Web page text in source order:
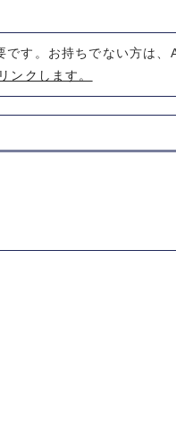
す。お持ちでない方は、
ンクします。